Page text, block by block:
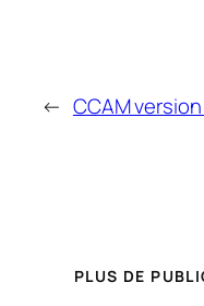
← CCAM
PLUS DE